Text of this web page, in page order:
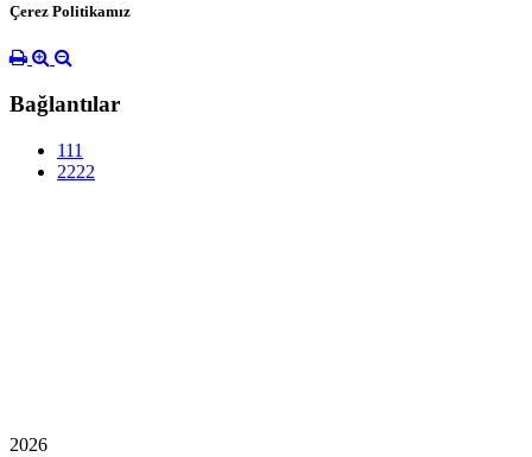
Çerez Politikamız
Bağlantılar
111
2222
2026